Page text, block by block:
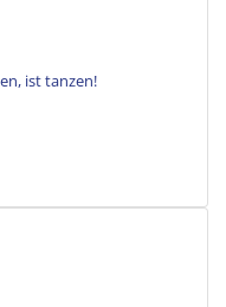
ist tanzen!